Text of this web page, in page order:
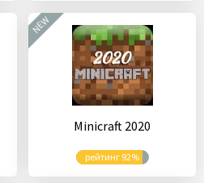
Minicraft 2020
рейтинг 92%
NEW